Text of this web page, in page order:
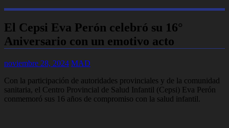
El Cepsi Eva Perón celebró su 16°
Aniversario con un emotivo acto
noviembre 28, 2024 MAD
Con la participación de autoridades provinciales y de la comunidad
sanitaria, el Centro Provincial de Salud Infantil (Cepsi) Eva Perón
conmemoró sus 16 años de compromiso con la salud infantil.